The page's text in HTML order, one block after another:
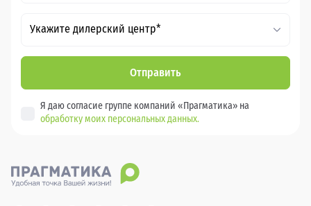
Укажите дилерский центр*
Отправить
Я даю согласие группе компаний «Прагматика» на
обработку моих персональных данных.